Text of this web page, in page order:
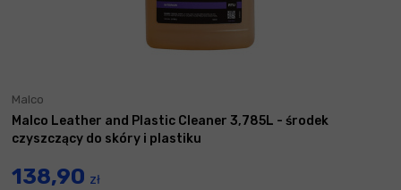
Malco
Malco Leather and Plastic Cleaner 3,785L - środek
czyszczący do skóry i plastiku
138,90 zł